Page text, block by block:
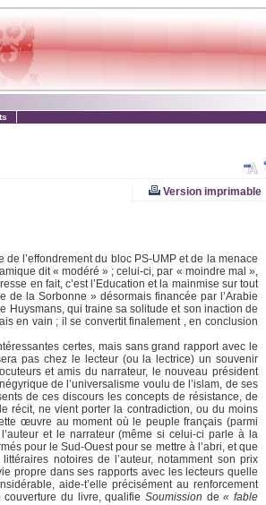
Version imprimable
l’effondrement du bloc PS-UMP et de la menace
dit « modéré » ; celui-ci, par « moindre mal »,
en fait, c’est l’Education et la mainmise sur tout
de la Sorbonne » désormais financée par l’Arabie
Huysmans, qui traine sa solitude et son inaction de
en vain ; il se convertit finalement , en conclusion
certes, mais sans grand rapport avec le
pas chez le lecteur (ou la lectrice) un souvenir
et amis du narrateur, le nouveau président
de l’universalisme voulu de l’islam, de ses
de ces discours les concepts de résistance, de
récit, ne vient porter la contradiction, ou du moins
œuvre au moment où le peuple français (parmi
et le narrateur (même si celui-ci parle à la
pour le Sud-Ouest pour se mettre à l’abri, et que
notoires de l’auteur, notamment son prix
propre dans ses rapports avec les lecteurs quelle
aide-t’elle précisément au renforcement
du livre, qualifie Soumission de« fable